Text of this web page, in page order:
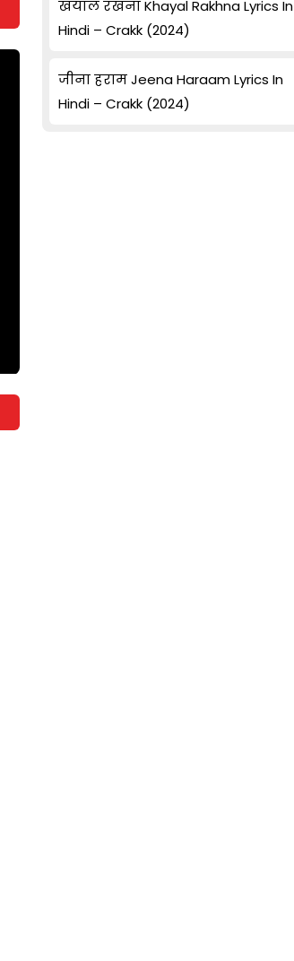
खयाल रखना Khayal Rakhna Lyrics In
Hindi – Crakk (2024)
जीना हराम Jeena Haraam Lyrics In
Hindi – Crakk (2024)